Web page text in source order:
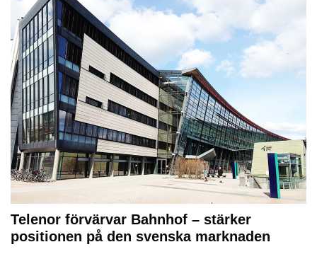
Telenor förvärvar Bahnhof – stärker
positionen på den svenska marknaden